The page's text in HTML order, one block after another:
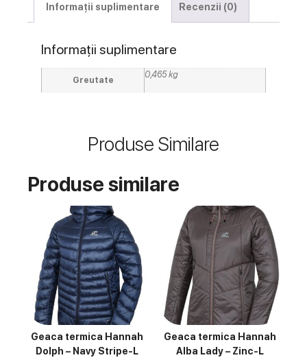
Informații suplimentare Recenzii (0)
Informații suplimentare
Greutate
0,465 kg
Produse Similare
Produse similare
Geaca termica Hannah
Dolph – Navy Stripe-L
Geaca termica Hannah
Alba Lady – Zinc-L